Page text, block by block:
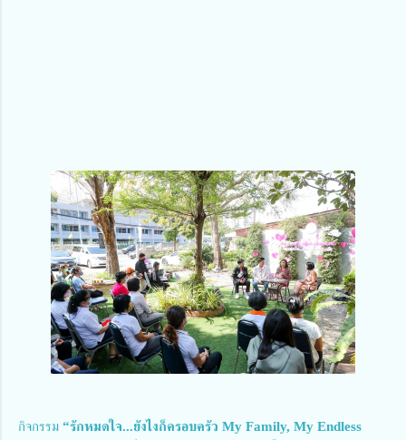
กิจกรรม “รักหมดใจ...ยังไงก็ครอบครัว My Family, My Endless